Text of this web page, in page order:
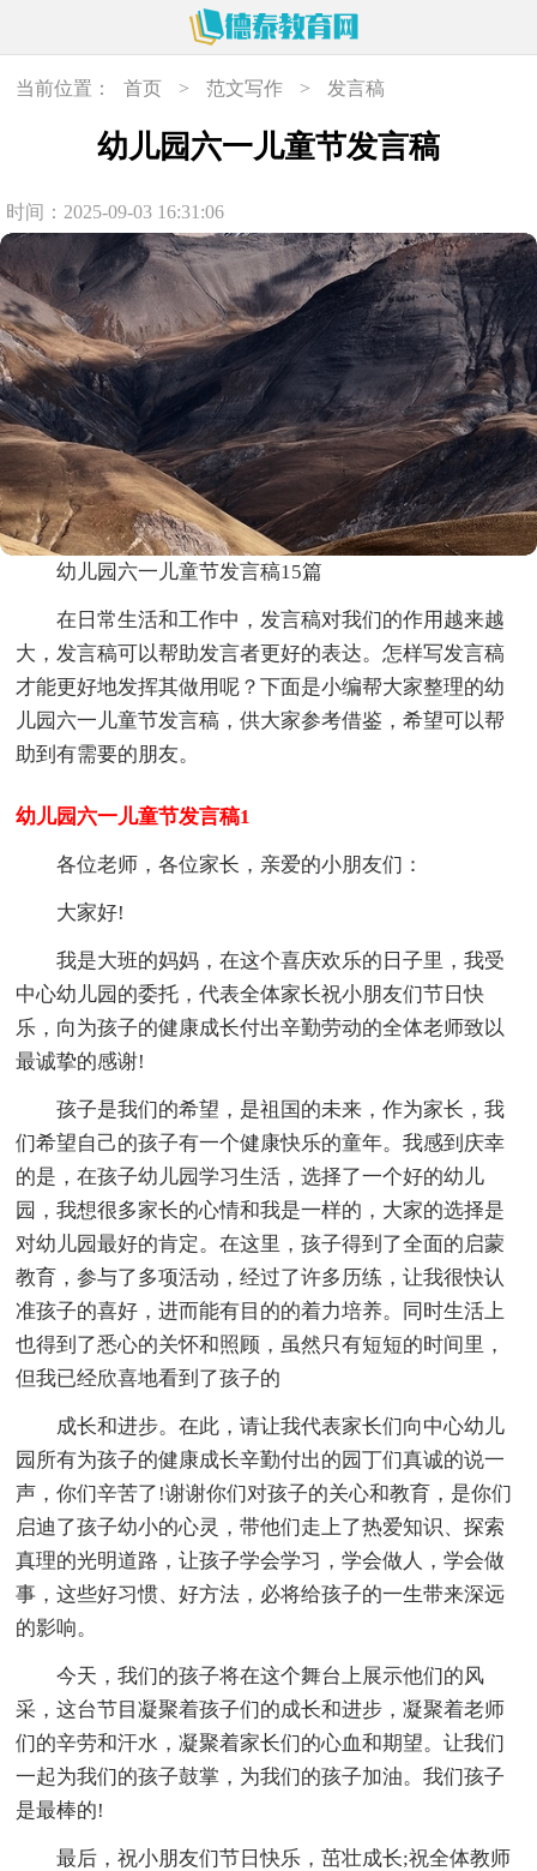
当前位置： 首页 > 范文写作 > 发言稿
幼儿园六一儿童节发言稿
时间：2025-09-03 16:31:06
幼儿园六一儿童节发言稿15篇
在日常生活和工作中，发言稿对我们的作用越来越
大，发言稿可以帮助发言者更好的表达。怎样写发言稿
才能更好地发挥其做用呢？下面是小编帮大家整理的幼
儿园六一儿童节发言稿，供大家参考借鉴，希望可以帮
助到有需要的朋友。
幼儿园六一儿童节发言稿1
各位老师，各位家长，亲爱的小朋友们：
大家好!
我是大班的妈妈，在这个喜庆欢乐的日子里，我受
中心幼儿园的委托，代表全体家长祝小朋友们节日快
乐，向为孩子的健康成长付出辛勤劳动的全体老师致以
最诚挚的感谢!
孩子是我们的希望，是祖国的未来，作为家长，我
们希望自己的孩子有一个健康快乐的童年。我感到庆幸
的是，在孩子幼儿园学习生活，选择了一个好的幼儿
园，我想很多家长的心情和我是一样的，大家的选择是
对幼儿园最好的肯定。在这里，孩子得到了全面的启蒙
教育，参与了多项活动，经过了许多历练，让我很快认
准孩子的喜好，进而能有目的的着力培养。同时生活上
也得到了悉心的关怀和照顾，虽然只有短短的时间里，
但我已经欣喜地看到了孩子的
成长和进步。在此，请让我代表家长们向中心幼儿
园所有为孩子的健康成长辛勤付出的园丁们真诚的说一
声，你们辛苦了!谢谢你们对孩子的关心和教育，是你们
启迪了孩子幼小的心灵，带他们走上了热爱知识、探索
真理的光明道路，让孩子学会学习，学会做人，学会做
事，这些好习惯、好方法，必将给孩子的一生带来深远
的影响。
今天，我们的孩子将在这个舞台上展示他们的风
采，这台节目凝聚着孩子们的成长和进步，凝聚着老师
们的辛劳和汗水，凝聚着家长们的心血和期望。让我们
一起为我们的孩子鼓掌，为我们的孩子加油。我们孩子
是最棒的!
最后，祝小朋友们节日快乐，茁壮成长;祝全体教师